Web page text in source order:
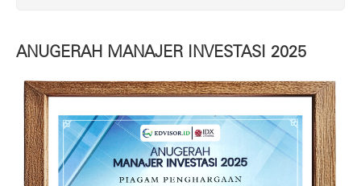
ANUGERAH MANAJER INVESTASI 2025